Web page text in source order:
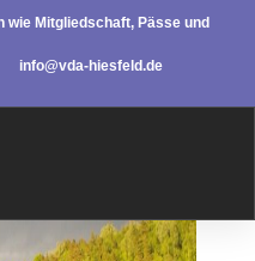
wie Mitgliedschaft, Pässe und
info@vda-hiesfeld.de